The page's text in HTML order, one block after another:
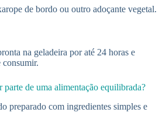
de bordo ou outro adoçante vegetal.
na geladeira por até 24 horas e
consumir.
parte de uma alimentação equilibrada?
preparado com ingredientes simples e